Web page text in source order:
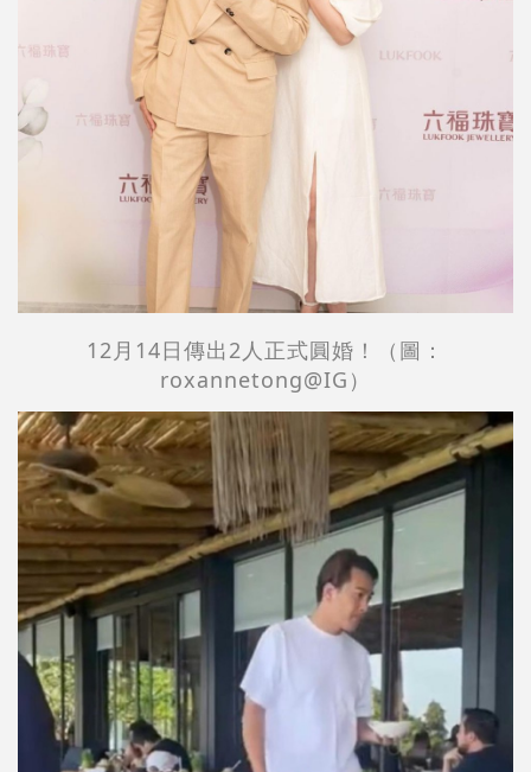
12月14日傳出2人正式圓婚 ！
（圖：
roxannetong@IG）